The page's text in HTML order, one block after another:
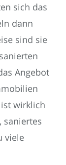
sich das
dann
sind sie
Angebot
wirklich
saniertes
viele